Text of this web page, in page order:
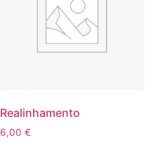
Realinhamento
6,00 €